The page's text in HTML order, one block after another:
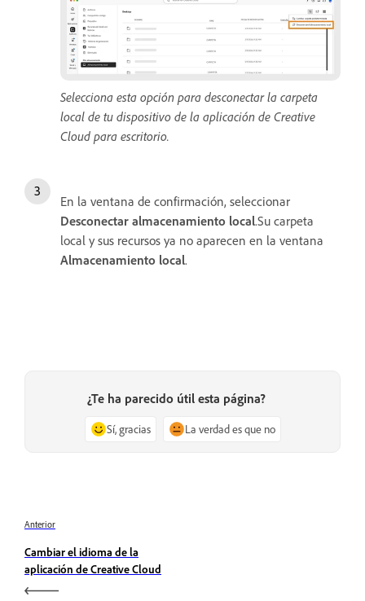
Selecciona esta opción para desconectar la carpeta
local de tu dispositivo de la aplicación de Creative
Cloud para escritorio.
En la ventana de confirmación, seleccionar
Desconectar almacenamiento local.Su carpeta
local y sus recursos ya no aparecen en la ventana
Almacenamiento local.
¿Te ha parecido útil esta página?
Sí, gracias La verdad es que no
Anterior
Cambiar el idioma de la
aplicación de Creative Cloud